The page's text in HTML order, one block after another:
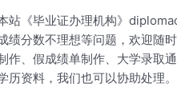
站《毕业证办理机构》
绩分数不理想等问题，欢迎随
作、假成绩单制作、大学录取
历资料，我们也可以协助处理